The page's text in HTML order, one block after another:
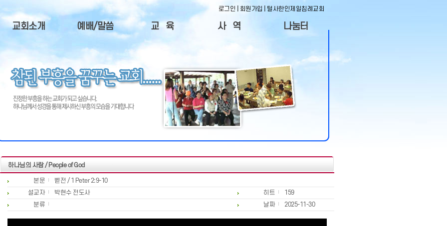
로그인 회원가입 털사한인제일침례교회
교회소개
담임목사
부교역자
목회비젼
교회광고
예배/말씀
주일설교
예배안내
주일예배순서
QT성경본문
교 육
중고등부
주일학교
한글학교
사 역
제자사역
목 장
제직&임원
털사정착
나눔터
동영상코너
나눔의 글
게시판
하나님의 사람 / People of God
본문
벧전 / 1 Peter 2:9-10
설교자
박현수 전도사 히트
159
분류
날짜 2025-11-30